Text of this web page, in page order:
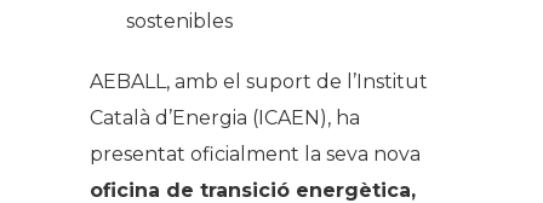
sostenibles
AEBALL, amb el suport de l’Institut
Català d’Energia (ICAEN), ha
presentat oficialment la seva nova
oficina de transició energètica,